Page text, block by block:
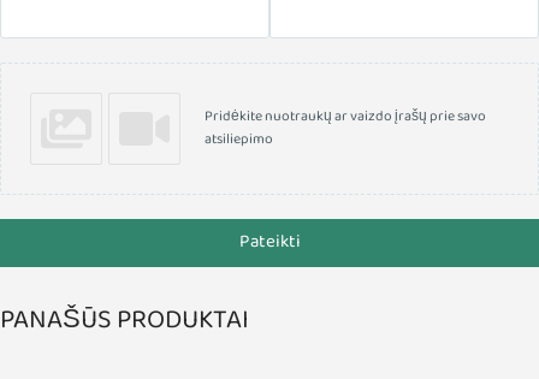
Pridėkite nuotraukų ar vaizdo įrašų prie savo
atsiliepimo
Pateikti
PANAŠŪS PRODUKTAI